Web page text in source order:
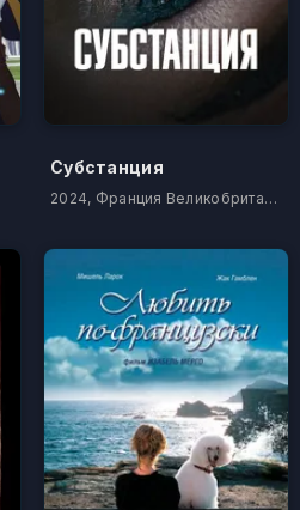
Субстанция
2024, Франция Великобритания